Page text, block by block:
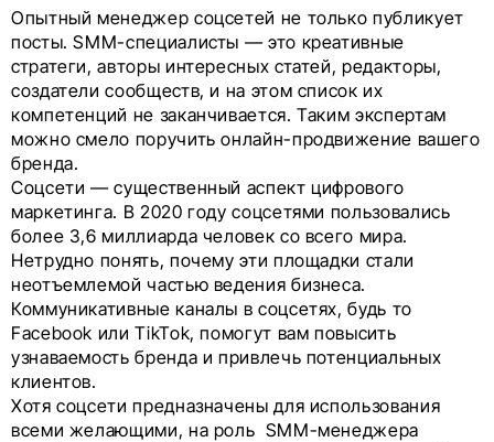
Опытный менеджер соцсетей не только публикует
посты. SMM-специалисты —это креативные
стратеги, авторы интересных статей, редакторы,
создатели сообществ, и на этом список их
компетенций не заканчивается. Таким экспертам
можно смело поручить онлайн-продвижение вашего
бренда.
Соцсети — существенный аспект цифрового
маркетинга. В 2020 году соцсетями пользовались
более 3,6 миллиарда человек со всего мира.
Нетрудно понять, почему эти площадки стали
неотъемлемой частью ведения бизнеса.
Коммуникативные каналы в соцсетях, будь то
Facebook или TikTok, помогут вам повысить
узнаваемость бренда и привлечь потенциальных
клиентов.
Хотя соцсети предназначены для использования
всеми желающими, на роль SMM-менеджера